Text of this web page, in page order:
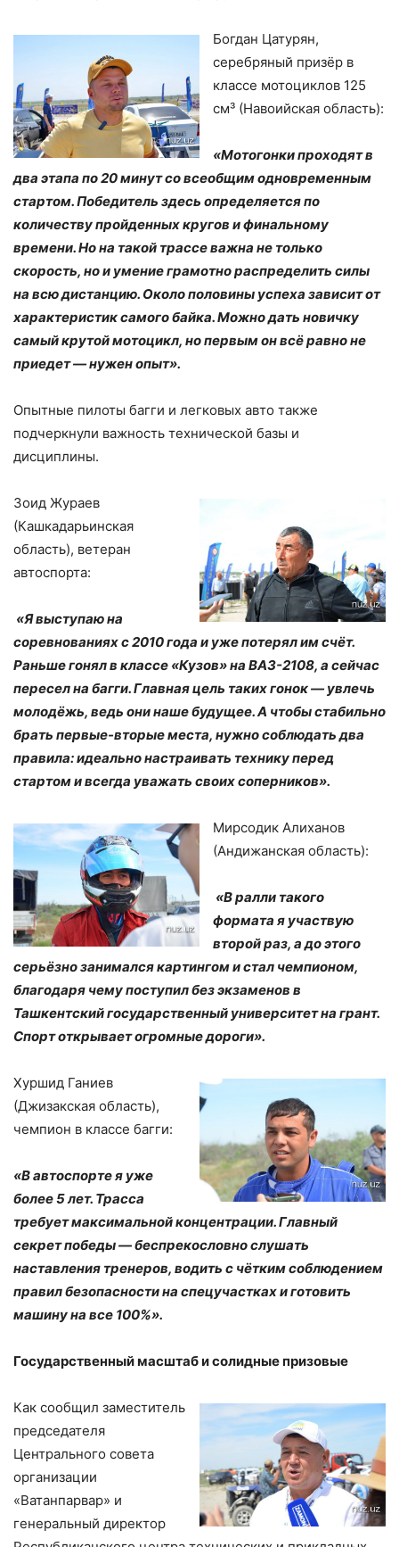
Богдан Цатурян,
серебряный призёр в
классе мотоциклов 125
см³ (Навоийская область):
«Мотогонки проходят в
два этапа по 20 минут со всеобщим одновременным
стартом. Победитель здесь определяется по
количеству пройденных кругов и финальному
времени. Но на такой трассе важна не только
скорость, но и умение грамотно распределить силы
на всю дистанцию. Около половины успеха зависит от
характеристик самого байка. Можно дать новичку
самый крутой мотоцикл, но первым он всё равно не
приедет — нужен опыт».
Опытные пилоты багги и легковых авто также
подчеркнули важность технической базы и
дисциплины.
Зоид Жураев
(Кашкадарьинская
область), ветеран
автоспорта:
«Я выступаю на
соревнованиях с 2010 года и уже потерял им счёт.
Раньше гонял в классе «Кузов» на ВАЗ-2108, а сейчас
пересел на багги. Главная цель таких гонок — увлечь
молодёжь, ведь они наше будущее. А чтобы стабильно
брать первые-вторые места, нужно соблюдать два
правила: идеально настраивать технику перед
стартом и всегда уважать своих соперников».
Мирcодик Алиханов
(Андижанская область):
«В ралли такого
формата я участвую
второй раз, а до этого
серьёзно занимался картингом и стал чемпионом,
благодаря чему поступил без экзаменов в
Ташкентский государственный университет на грант.
Спорт открывает огромные дороги».
Хуршид Ганиев
(Джизакская область),
чемпион в классе багги:
«В автоспорте я уже
более 5 лет. Трасса
требует максимальной концентрации. Главный
секрет победы — беспрекословно слушать
наставления тренеров, водить с чётким соблюдением
правил безопасности на спецучастках и готовить
машину на все 100%».
Государственный масштаб и солидные призовые
Как сообщил заместитель
председателя
Центрального совета
организации
«Ватанпарвар» и
генеральный директор